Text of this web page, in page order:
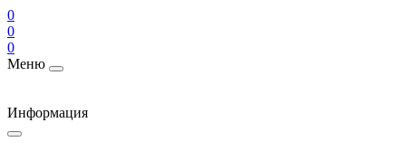
0
0
0
Меню
Информация